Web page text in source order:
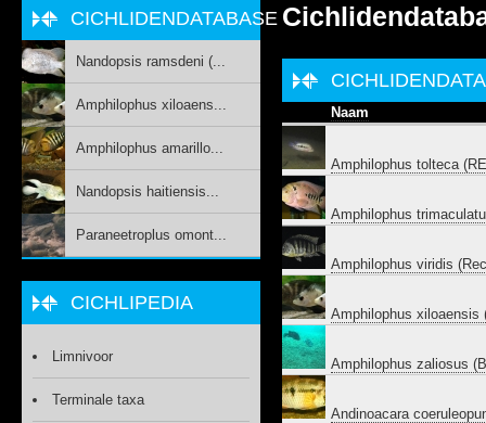
Naam
Amphilophus tolteca
Amphilophus
Amphilophus viridis
Amphilophus xiloaensis
Amphilophus zaliosus
Andinoacara
CICHLIDENDATABASE
Nandopsis ramsdeni (...
Amphilophus xiloaens...
Amphilophus amarillo...
Nandopsis haitiensis...
Paraneetroplus omont...
CICHLIPEDIA
Limnivoor
Terminale taxa